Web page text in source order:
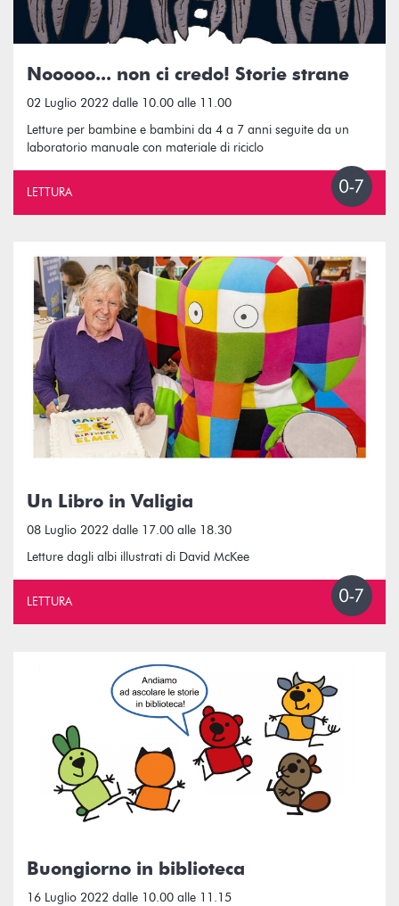
Nooooo... non ci credo! Storie strane
02 Luglio 2022 dalle 10.00 alle 11.00
Letture per bambine e bambini da 4 a 7 anni seguite da un
laboratorio manuale con materiale di riciclo
LETTURA
Un Libro in Valigia
08 Luglio 2022 dalle 17.00 alle 18.30
Letture dagli albi illustrati di David McKee
LETTURA
Buongiorno in biblioteca
16 Luglio 2022 dalle 10.00 alle 11.15